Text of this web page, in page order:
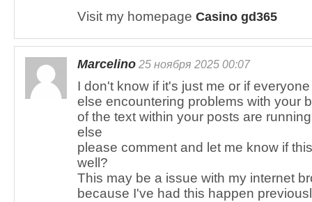
Visit my homepage Casino gd365
Marcelino 25 ноября 2025 00:07
I don't know if it's just me or if everyone
else encountering problems with your
of the text within your posts are
else
please comment and let me know if
well?
This may be a issue with my internet
because I've had this happen